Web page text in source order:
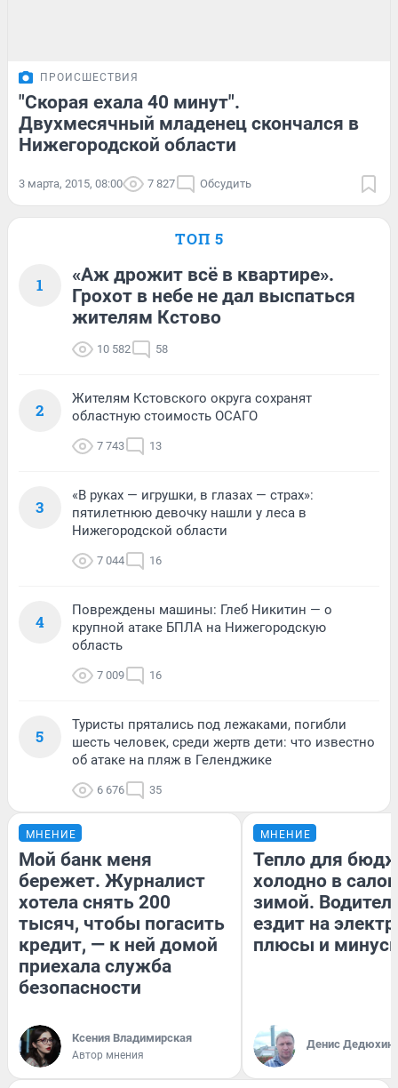
ПРОИСШЕСТВИЯ
"Скорая ехала 40 минут".
Двухмесячный младенец скончался в
Нижегородской области
3 марта, 2015, 08:00 7 827 Обсудить
ТОП 5
1
«Аж дрожит всё в квартире».
Грохот в небе не дал выспаться
жителям Кстово
10 582 58
2
Жителям Кстовского округа сохранят
областную стоимость ОСАГО
7 743 13
3
«В руках — игрушки, в глазах — страх»:
пятилетнюю девочку нашли у леса в
Нижегородской области
7 044 16
4
Повреждены машины: Глеб Никитин — о
крупной атаке БПЛА на Нижегородскую
область
7 009 16
5
Туристы прятались под лежаками, погибли
шесть человек, среди жертв дети: что известно
об атаке на пляж в Геленджике
6 676 35
МНЕНИЕ
Мой банк меня
бережет. Журналист
хотела снять 200
тысяч, чтобы погасить
кредит, — к ней домой
приехала служба
безопасности
Ксения Владимирская
Автор мнения
МНЕНИЕ
Тепло для
холодно в
зимой.
ездит на
плюсы и
Денис Дедюхин